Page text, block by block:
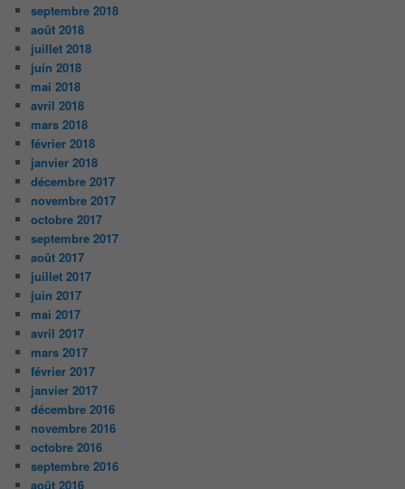
septembre 2018
août 2018
juillet 2018
juin 2018
mai 2018
avril 2018
mars 2018
février 2018
janvier 2018
décembre 2017
novembre 2017
octobre 2017
septembre 2017
août 2017
juillet 2017
juin 2017
mai 2017
avril 2017
mars 2017
février 2017
janvier 2017
décembre 2016
novembre 2016
octobre 2016
septembre 2016
août 2016